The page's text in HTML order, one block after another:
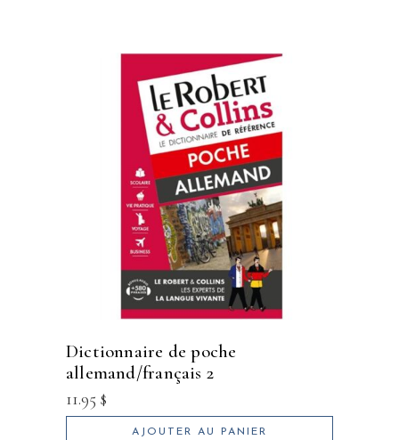
dictionnaire de poche
allemand/français 2
11.95 $
AJOUTER AU PANIER